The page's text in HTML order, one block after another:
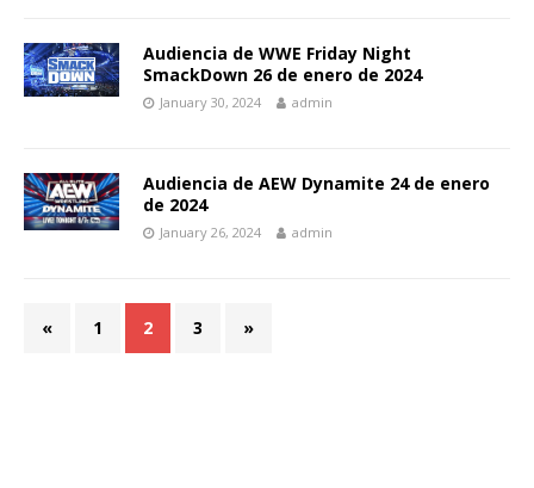
Audiencia de WWE Friday Night
SmackDown 26 de enero de 2024
January 30, 2024 admin
Audiencia de AEW Dynamite 24 de enero
de 2024
January 26, 2024 admin
« 1 2 3 »